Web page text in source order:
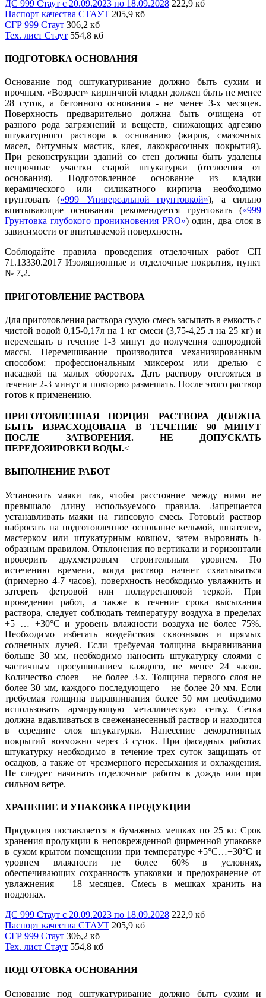
ДС 999 Стаут с 20.09.2023 по 18.09.2028 222,9 кб
Паспорт качества СТАУТ 205,9 кб
СГР 999 Стаут 306,2 кб
Тех. лист Стаут 554,8 кб
ПОДГОТОВКА ОСНОВАНИЯ
Основание под оштукатуривание должно быть сухим и
прочным. «Возраст» кирпичной кладки должен быть не менее
28 суток, а бетонного основания - не менее 3-х месяцев.
Поверхность предварительно должна быть очищена от
разного рода загрязнений и веществ, снижающих адгезию
штукатурного раствора к основанию (жиров, смазочных
масел, битумных мастик, клея, лакокрасочных покрытий).
При реконструкции зданий со стен должны быть удалены
непрочные участки старой штукатурки (отслоения от
основания). Подготовленное основание из кладки
керамического или силикатного кирпича необходимо
грунтовать («999 Универсальной грунтовкой»), а сильно
впитывающие основания рекомендуется грунтовать («999
Грунтовка глубокого проникновения PRO») один, два слоя в
зависимости от впитываемой поверхности.
Соблюдайте правила проведения отделочных работ СП
71.13330.2017 Изоляционные и отделочные покрытия, пункт
№ 7,2.
ПРИГОТОВЛЕНИЕ РАСТВОРА
Для приготовления раствора сухую смесь засыпать в емкость с
чистой водой 0,15-0,17л на 1 кг смеси (3,75-4,25 л на 25 кг) и
перемешать в течение 1-3 минут до получения однородной
массы. Перемешивание производится механизированным
способом: профессиональным миксером или дрелью с
насадкой на малых оборотах. Дать раствору отстояться в
течение 2-3 минут и повторно размешать. После этого раствор
готов к применению.
ПРИГОТОВЛЕННАЯ ПОРЦИЯ РАСТВОРА ДОЛЖНА
БЫТЬ ИЗРАСХОДОВАНА В ТЕЧЕНИЕ 90 МИНУТ
ПОСЛЕ ЗАТВОРЕНИЯ. НЕ ДОПУСКАТЬ
ПЕРЕДОЗИРОВКИ ВОДЫ.<
ВЫПОЛНЕНИЕ РАБОТ
Установить маяки так, чтобы расстояние между ними не
превышало длину используемого правила. Запрещается
устанавливать маяки на гипсовую смесь. Готовый раствор
набросать на подготовленное основание кельмой, шпателем,
мастерком или штукатурным ковшом, затем выровнять h-
образным правилом. Отклонения по вертикали и горизонтали
проверить двухметровым строительным уровнем. По
истечению времени, когда раствор начнет схватываться
(примерно 4-7 часов), поверхность необходимо увлажнить и
затереть фетровой или полиуретановой теркой. При
проведении работ, а также в течение срока высыхания
раствора, следует соблюдать температуру воздуха в пределах
+5 … +30°С и уровень влажности воздуха не более 75%.
Необходимо избегать воздействия сквозняков и прямых
солнечных лучей. Если требуемая толщина выравнивания
больше 30 мм, необходимо наносить штукатурку слоями с
частичным просушиванием каждого, не менее 24 часов.
Количество слоев – не более 3-х. Толщина первого слоя не
более 30 мм, каждого последующего – не более 20 мм. Если
требуемая толщина выравнивания более 50 мм необходимо
использовать армирующую металлическую сетку. Сетка
должна вдавливаться в свеженанесенный раствор и находится
в середине слоя штукатурки. Нанесение декоративных
покрытий возможно через 3 суток. При фасадных работах
штукатурку необходимо в течение трех суток защищать от
осадков, а также от чрезмерного пересыхания и охлаждения.
Не следует начинать отделочные работы в дождь или при
сильном ветре.
ХРАНЕНИЕ И УПАКОВКА ПРОДУКЦИИ
Продукция поставляется в бумажных мешках по 25 кг. Срок
хранения продукции в неповрежденной фирменной упаковке
в сухом крытом помещении при температуре +5°С…+30°С и
уровнем влажности не более 60% в условиях,
обеспечивающих сохранность упаковки и предохранение от
увлажнения – 18 месяцев. Смесь в мешках хранить на
поддонах.
ДС 999 Стаут с 20.09.2023 по 18.09.2028 222,9 кб
Паспорт качества СТАУТ 205,9 кб
СГР 999 Стаут 306,2 кб
Тех. лист Стаут 554,8 кб
ПОДГОТОВКА ОСНОВАНИЯ
Основание под оштукатуривание должно быть сухим и